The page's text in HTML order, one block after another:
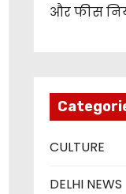
और फीस
CULTURE
DELHI NEWS